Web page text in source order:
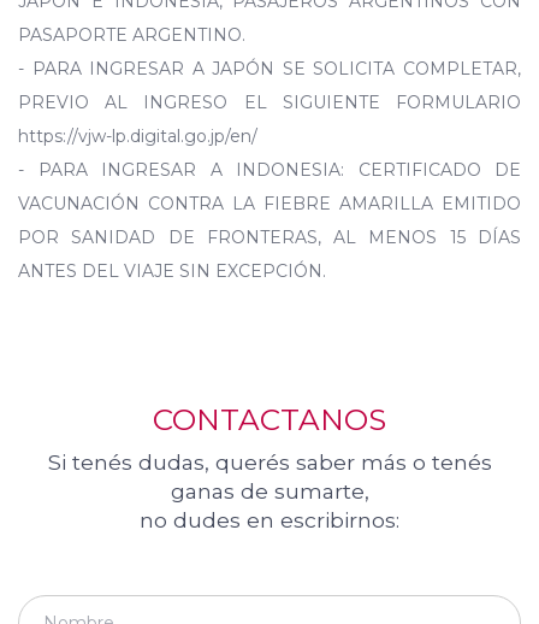
PASAPORTE ARGENTINO.
- PARA INGRESAR A JAPÓN SE SOLICITA COMPLETAR,
PREVIO AL INGRESO EL SIGUIENTE FORMULARIO
https://vjw-lp.digital.go.jp/en/
- PARA INGRESAR A INDONESIA: CERTIFICADO DE
VACUNACIÓN CONTRA LA FIEBRE AMARILLA EMITIDO
POR SANIDAD DE FRONTERAS, AL MENOS 15 DÍAS
ANTES DEL VIAJE SIN EXCEPCIÓN.
CONTACTANOS
Si tenés dudas, querés saber más o tenés
ganas de sumarte,
no dudes en escribirnos: